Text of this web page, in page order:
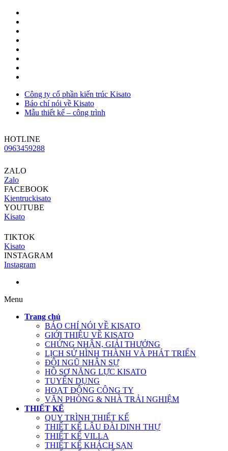
Công ty cổ phần kiến trúc Kisato
Báo chí nói về Kisato
Mẫu thiết kế – công trình
HOTLINE
0963459288
ZALO
Zalo
FACEBOOK
Kientruckisato
YOUTUBE
Kisato
TIKTOK
Kisato
INSTAGRAM
Instagram
Menu
Trang chủ
BÁO CHÍ NÓI VỀ KISATO
GIỚI THIỆU VỀ KISATO
CHỨNG NHẬN, GIẢI THƯỞNG
LỊCH SỬ HÌNH THÀNH VÀ PHÁT TRIỂN
ĐỘI NGŨ NHÂN SỰ
HỒ SƠ NĂNG LỰC KISATO
TUYỂN DỤNG
HOẠT ĐỘNG CÔNG TY
VĂN PHÒNG & NHÀ TRẢI NGHIỆM
THIẾT KẾ
QUY TRÌNH THIẾT KẾ
THIẾT KẾ LÂU ĐÀI DINH THỰ
THIẾT KẾ VILLA
THIẾT KẾ KHÁCH SẠN